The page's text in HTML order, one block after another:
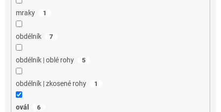
mraky 1
obdélník 7
obdélník | oblé rohy 5
obdélník | zkosené rohy 1
ovál 6